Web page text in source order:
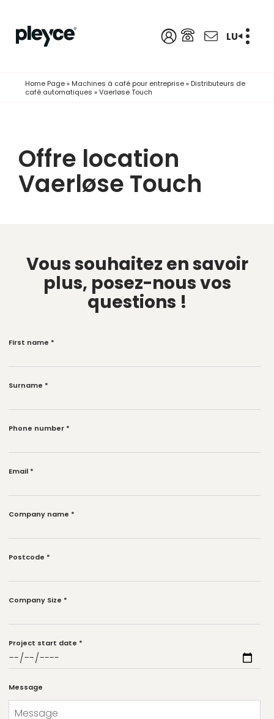
LU
Home Page» Machines à café pour entreprise» Distributeurs de
café automatiques »Vaerløse Touch
Offre location
Vaerløse Touch
Vous souhaitez en savoir
plus, posez-nous vos
questions !
First name *
Surname *
Phone number *
Email *
Company name *
Postcode *
Company Size *
Project start date *
Message